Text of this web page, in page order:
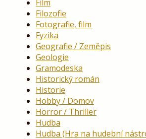
Film
Filozofie
Fotografie, film
Fyzika
Geografie / Zeměpis
Geologie
Gramodeska
Historický román
Historie
Hobby / Domov
Horror / Thriller
Hudba
Hudba (Hra na hudební